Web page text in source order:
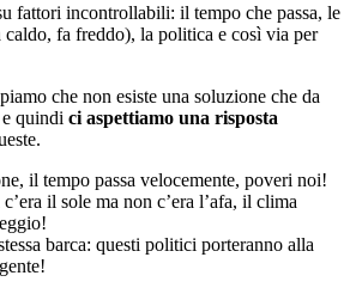
fattori incontrollabili: il tempo che passa, le
fa freddo), la politica e così via per
che non esiste una soluzione che da
quindi ci aspettiamo una risposta
il tempo passa velocemente, poveri noi!
il sole ma non c’era l’afa, il clima
barca: questi politici porteranno alla